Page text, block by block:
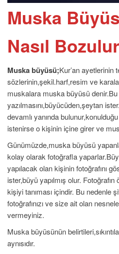
Muska
Nasıl
Muska büyüsü;Kur’an ayetlerinin
sözlerinin,şekil.harf,resim ve
muskalara muska büyüsü denir.Bu
yazılmasını,büyücüden,şeytan
devamlı yanında
istenirse o kişinin içine girer ve
Günümüzde,muska büyüsü
kolay olarak fotoğrafla
yapılacak olan kişinin fotoğrafını
ister,büyü yapılmış olur.
kişiyi tanıması içindir. Bu nedenle
fotoğrafınızı ve size ait olan
vermeyiniz.
Muska büyüsünün
aynısıdır.